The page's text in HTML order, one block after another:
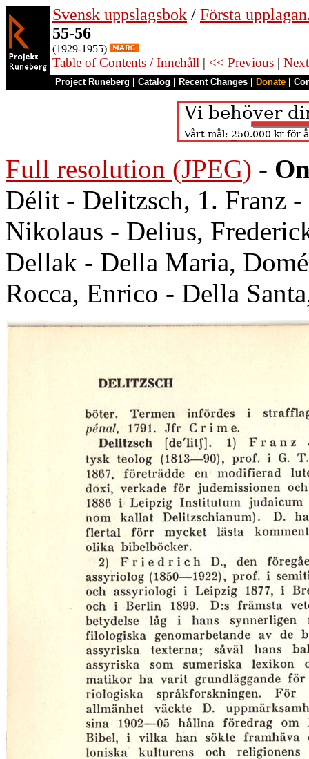
Svensk uppslagsbok / Första
55-56
(1929-1955)
Table of Contents / Innehåll | << Previous |
Project Runeberg Catalog Recent Changes Donate
Full resolution (JPEG) -
Délit - Delitzsch, 1. Franz
Nikolaus - Delius,
Dellak - Della Maria,
Rocca, Enrico - Della